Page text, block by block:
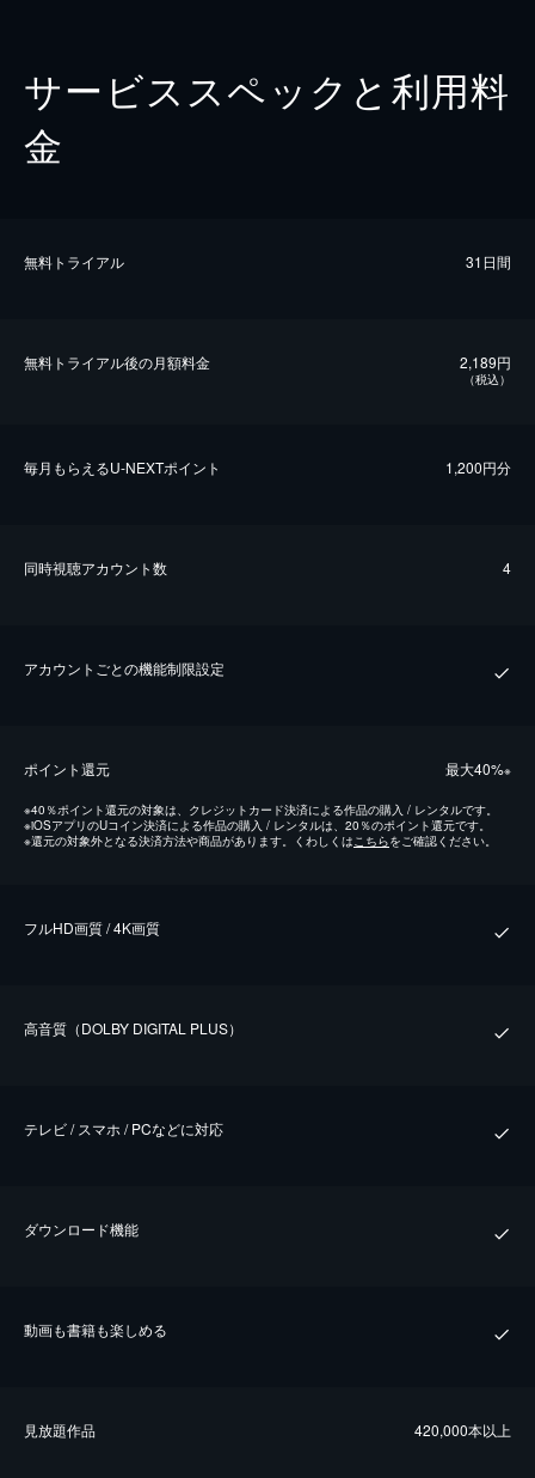
サービススペックと利用料
金
無料トライアル 31日間
無料トライアル後の⽉額料金 2,189円
（税込）
毎⽉もらえるU-NEXTポイント 1,200円分
同時視聴アカウント数 4
アカウントごとの機能制限設定
ポイント還元 最⼤40%※
※40％ポイント還元の対象は、クレジットカード決済による作品の購入 / レンタルです。
※iOSアプリのUコイン決済による作品の購入 / レンタルは、20％のポイント還元です。
※還元の対象外となる決済方法や商品があります。くわしくはこちらをご確認ください。
フルHD画質 / 4K画質
⾼⾳質（DOLBY DIGITAL PLUS）
テレビ / スマホ / PCなどに対応
ダウンロード機能
動画も書籍も楽しめる
⾒放題作品 420,000本以上